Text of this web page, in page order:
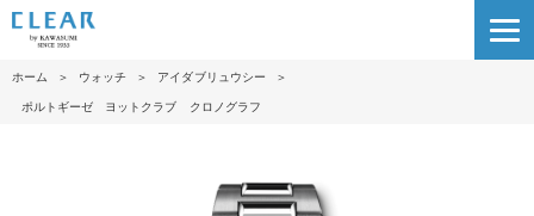
ホーム ＞ ウォッチ ＞ アイダブリュウシー ＞
ポルトギーゼ ヨットクラブ クロノグラフ